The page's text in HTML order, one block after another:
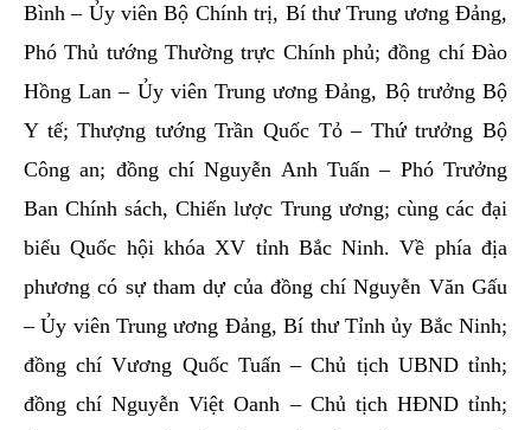
Bình – Ủy viên Bộ Chính trị, Bí thư Trung ương Đảng,
Phó Thủ tướng Thường trực Chính phủ; đồng chí Đào
Hồng Lan – Ủy viên Trung ương Đảng, Bộ trưởng Bộ
Y tế; Thượng tướng Trần Quốc Tỏ – Thứ trưởng Bộ
Công an; đồng chí Nguyễn Anh Tuấn – Phó Trưởng
Ban Chính sách, Chiến lược Trung ương; cùng các đại
biểu Quốc hội khóa XV tỉnh Bắc Ninh. Về phía địa
phương có sự tham dự của đồng chí Nguyễn Văn Gấu
– Ủy viên Trung ương Đảng, Bí thư Tỉnh ủy Bắc Ninh;
đồng chí Vương Quốc Tuấn – Chủ tịch UBND tỉnh;
đồng chí Nguyễn Việt Oanh – Chủ tịch HĐND tỉnh;